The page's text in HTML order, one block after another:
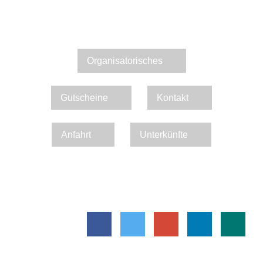
Organisatorisches
Gutscheine Kontakt
Anfahrt Unterkünfte